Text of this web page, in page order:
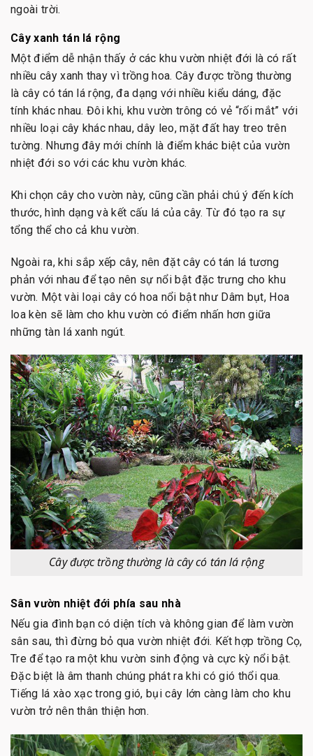
ngoài trời.
Cây xanh tán lá rộng
Một điểm dễ nhận thấy ở các khu vườn nhiệt đới là có rất
nhiều cây xanh thay vì trồng hoa. Cây được trồng thường
là cây có tán lá rộng, đa dạng với nhiều kiểu dáng, đặc
tính khác nhau. Đôi khi, khu vườn trông có vẻ “rối mắt” với
nhiều loại cây khác nhau, dây leo, mặt đất hay treo trên
tường. Nhưng đây mới chính là điểm khác biệt của vườn
nhiệt đới so với các khu vườn khác.
Khi chọn cây cho vườn này, cũng cần phải chú ý đến kích
thước, hình dạng và kết cấu lá của cây. Từ đó tạo ra sự
tổng thể cho cả khu vườn.
Ngoài ra, khi sắp xếp cây, nên đặt cây có tán lá tương
phản với nhau để tạo nên sự nổi bật đặc trưng cho khu
vườn. Một vài loại cây có hoa nổi bật như Dâm bụt, Hoa
loa kèn sẽ làm cho khu vườn có điểm nhấn hơn giữa
những tàn lá xanh ngút.
Cây được trồng thường là cây có tán lá rộng
Sân vườn nhiệt đới phía sau nhà
Nếu gia đình bạn có diện tích và không gian để làm vườn
sân sau, thì đừng bỏ qua vườn nhiệt đới. Kết hợp trồng Cọ,
Tre để tạo ra một khu vườn sinh động và cực kỳ nổi bật.
Đặc biệt là âm thanh chúng phát ra khi có gió thổi qua.
Tiếng lá xào xạc trong gió, bụi cây lớn càng làm cho khu
vườn trở nên thân thiện hơn.